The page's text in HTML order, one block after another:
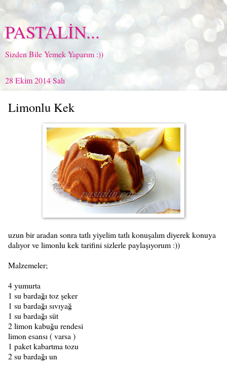
PASTALİN...
Sizden Bile Yemek Yaparım :))
28 Ekim 2014 Salı
Limonlu Kek
uzun bir aradan sonra tatlı yiyelim tatlı konuşalım diyerek konuya
dalıyor ve limonlu kek tarifini sizlerle paylaşıyorum :))
Malzemeler;
4 yumurta
1 su bardağı toz şeker
1 su bardağı sıvıyağ
1 su bardağı süt
2 limon kabuğu rendesi
limon esansı ( varsa )
1 paket kabartma tozu
2 su bardağı un